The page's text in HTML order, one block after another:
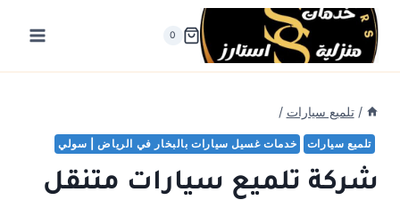
التجاوز
المحتوى
0
/ تلميع سيارات /
تلميع سيارات خدمات غسيل سيارات بالبخار في الرياض | سولي
شركة تلميع سيارات متنقل